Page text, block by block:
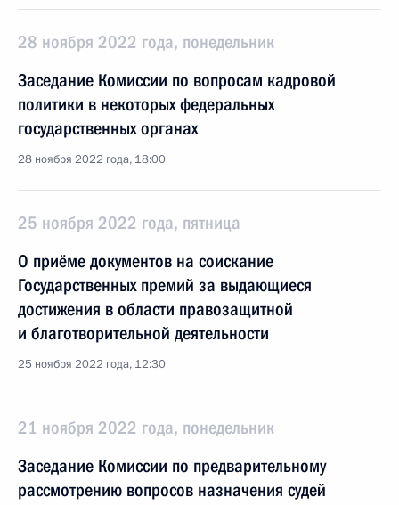
28 ноября 2022 года, понедельник
Заседание Комиссии по вопросам кадровой
политики в некоторых федеральных
государственных органах
28 ноября 2022 года, 18:00
25 ноября 2022 года, пятница
О приёме документов на соискание
Государственных премий за выдающиеся
достижения в области правозащитной
и благотворительной деятельности
25 ноября 2022 года, 12:30
21 ноября 2022 года, понедельник
Заседание Комиссии по предварительному
рассмотрению вопросов назначения судей